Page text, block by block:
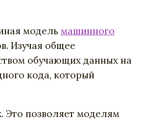
модель машинного
Изучая общее
обучающих данных на
кода, который
Это позволяет моделям